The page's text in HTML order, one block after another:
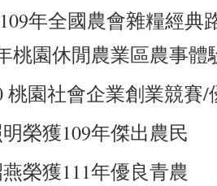
109年全國農會雜糧經典
桃園休閒農業區農事體
桃園社會企業創業競賽/
明榮獲109年傑出農民
燕榮獲111年優良青農